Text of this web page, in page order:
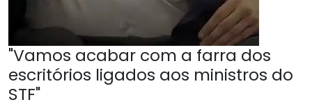
"Vamos acabar com a farra dos
escritórios ligados aos ministros do
STF"